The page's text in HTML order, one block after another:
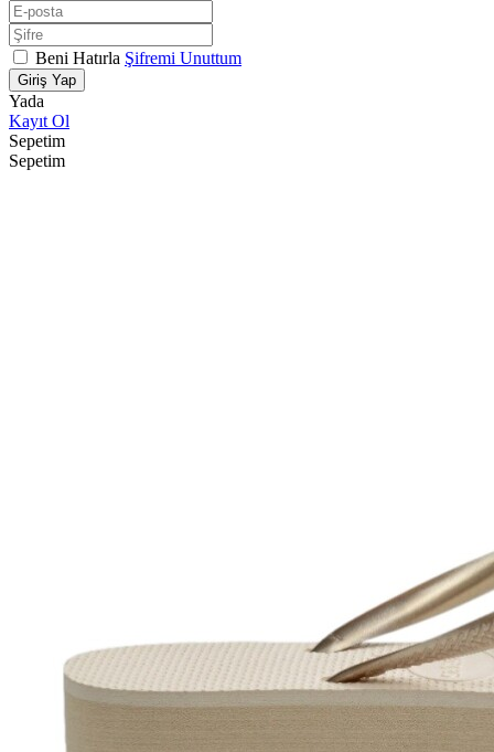
Beni Hatırla Şifremi Unuttum
Giriş Yap
Yada
Kayıt Ol
Sepetim
Sepetim